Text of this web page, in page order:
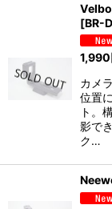
[BR-D
1,990
カメ
位置
ト。
影で
ク…